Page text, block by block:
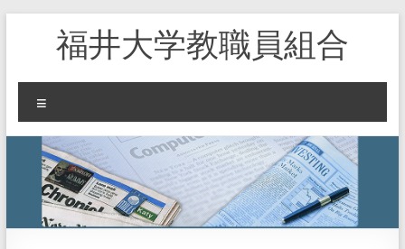
福井大学教職員組合
ニ
ュ
ー